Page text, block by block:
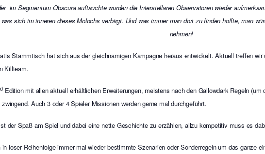
im Segmentum Obscura auftauchte wurden die Interstellaren Observatoren wieder
was sich im inneren dieses Molochs verbirgt. Und was immer man dort zu finden hoffte, man
nehmen!
Stammtisch hat sich aus der gleichnamigen Kampagne heraus entwickelt. Aktuell treffen
Killteam.
Edition mit allen aktuell erhältlichen Erweiterungen, meistens nach den Gallowdark Regeln
Auch 3 oder 4 Spieler Missionen werden gerne mal durchgeführt.
der Spaß am Spiel und dabei eine nette Geschichte zu erzählen, allzu kompetitiv muss es
loser Reihenfolge immer mal wieder bestimmte Szenarien oder Sonderregeln um das ganze